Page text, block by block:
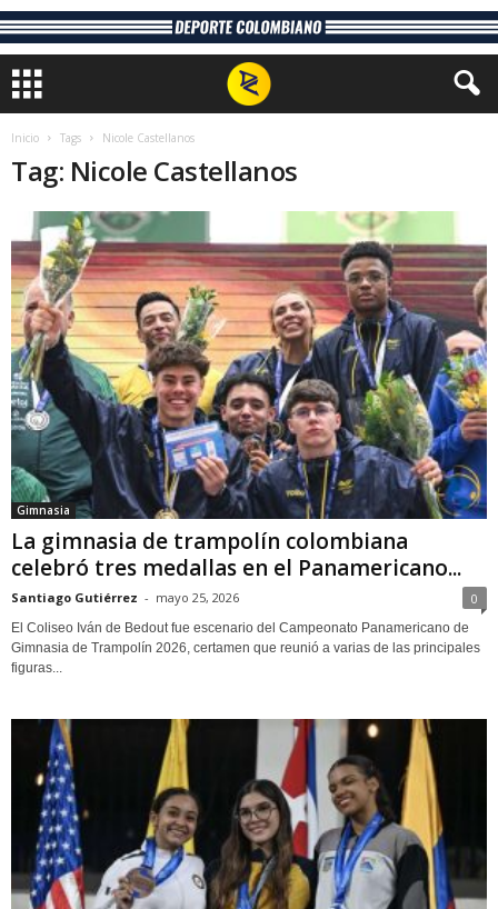
Inicio Tags Nicole Castellanos
Tag: Nicole Castellanos
Gimnasia
La gimnasia de trampolín colombiana
celebró tres medallas en el Panamericano...
Santiago Gutiérrez - mayo 25, 2026 0
El Coliseo Iván de Bedout fue escenario del Campeonato Panamericano de
Gimnasia de Trampolín 2026, certamen que reunió a varias de las principales
figuras...